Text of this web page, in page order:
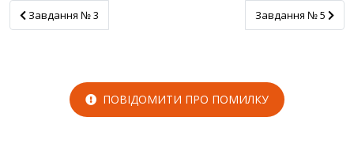
Завдання № 3
Завдання № 3 Завдання № 5
Завдання № 5
ПОВІДОМИТИ ПРО ПОМИЛКУ